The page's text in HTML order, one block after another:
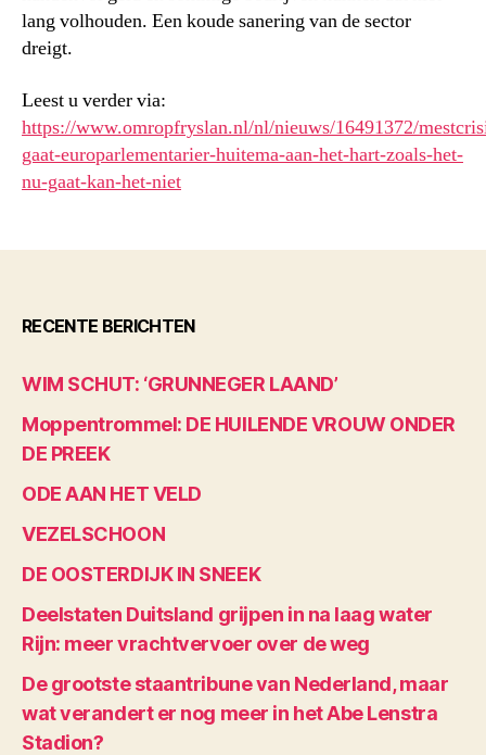
lang volhouden. Een koude sanering van de sector
dreigt.
Leest u verder via:
https://www.omropfryslan.nl/nl/nieuws/16491372/
gaat-europarlementarier-huitema-aan-het-hart-zoals-het-
nu-gaat-kan-het-niet
RECENTE BERICHTEN
WIM SCHUT: ‘GRUNNEGER LAAND’
Moppentrommel: DE HUILENDE VROUW ONDER
DE PREEK
ODE AAN HET VELD
VEZELSCHOON
DE OOSTERDIJK IN SNEEK
Deelstaten Duitsland grijpen in na laag water
Rijn: meer vrachtvervoer over de weg
De grootste staantribune van Nederland, maar
wat verandert er nog meer in het Abe Lenstra
Stadion?